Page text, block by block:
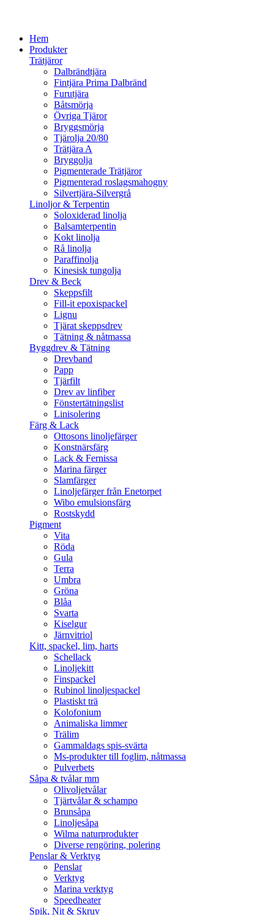
Hem
Produkter
Trätjäror
Dalbrändtjära
Fintjära Prima Dalbränd
Furutjära
Båtsmörja
Övriga Tjäror
Bryggsmörja
Tjärolja 20/80
Trätjära A
Bryggolja
Pigmenterade Trätjäror
Pigmenterad roslagsmahogny
Silvertjära-Silvergrå
Linoljor & Terpentin
Soloxiderad linolja
Balsamterpentin
Kokt linolja
Rå linolja
Paraffinolja
Kinesisk tungolja
Drev & Beck
Skeppsfilt
Fill-it epoxispackel
Lignu
Tjärat skeppsdrev
Tätning & nåtmassa
Byggdrev & Tätning
Drevband
Papp
Tjärfilt
Drev av linfiber
Fönstertätningslist
Linisolering
Färg & Lack
Ottosons linoljefärger
Konstnärsfärg
Lack & Fernissa
Marina färger
Slamfärger
Linoljefärger från Enetorpet
Wibo emulsionsfärg
Rostskydd
Pigment
Vita
Röda
Gula
Terra
Umbra
Gröna
Blåa
Svarta
Kiselgur
Järnvitriol
Kitt, spackel, lim, harts
Schellack
Linoljekitt
Finspackel
Rubinol linoljespackel
Plastiskt trä
Kolofonium
Animaliska limmer
Trälim
Gammaldags spis-svärta
Ms-produkter till foglim, nåtmassa
Pulverbets
Såpa & tvålar mm
Olivoljetvålar
Tjärtvålar & schampo
Brunsåpa
Linoljesåpa
Wilma naturprodukter
Diverse rengöring, polering
Penslar & Verktyg
Penslar
Verktyg
Marina verktyg
Speedheater
Spik, Nit & Skruv